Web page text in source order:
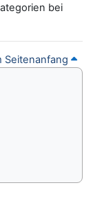
bei
Seitenanfang